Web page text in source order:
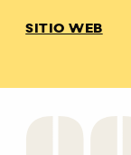
SITIO WEB